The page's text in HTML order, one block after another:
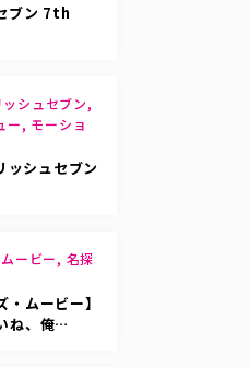
ブン 7th
シュセブン,
ー, モーショ
ッシュセブン
ービー, 名探
・ムービー】
ね、俺…